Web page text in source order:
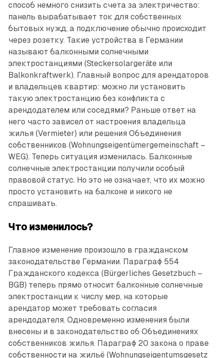
способ немного снизить счета за электричество:
панель вырабатывает ток для собственных
бытовых нужд, а подключение обычно происходит
через розетку. Такие устройства в Германии
называют балконными солнечными
электростанциями (Steckersolargeräte или
Balkonkraftwerk). Главный вопрос для арендаторов
и владельцев квартир: можно ли установить
такую электростанцию без конфликта с
арендодателем или соседями? Раньше ответ на
него часто зависел от настрое­ния владельца
жилья (Vermieter) или решения Объединения
собственников (Wohnungseigentümergemeinschaft –
WEG). Теперь ситуация изменилась. Балконные
солнечные электростанции получили особый
правовой статус. Но это не означает, что их можно
просто установить на балконе и никого не
спрашивать.
Что изменилось?
Главное изменение произошло в гражданском
законодательстве Германии. Параграф 554
Гражданского кодекса (Bürgerliches Gesetzbuch –
BGB) теперь прямо относит балконные солнечные
электростанции к числу мер, на которые
арендатор может требовать согласия
арендодателя. Одновременно изменения были
внесены и в законодательство об Объединениях
собственников жилья. Параграф 20 закона о праве
собственности на жильё (Wohnungseigentumsgesetz